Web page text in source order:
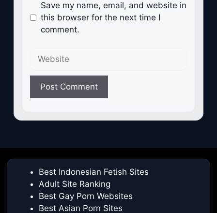
Save my name, email, and website in
this browser for the next time I
comment.
Website
Best Indonesian Fetish Sites
Adult Site Ranking
Best Gay Porn Websites
Best Asian Porn Sites